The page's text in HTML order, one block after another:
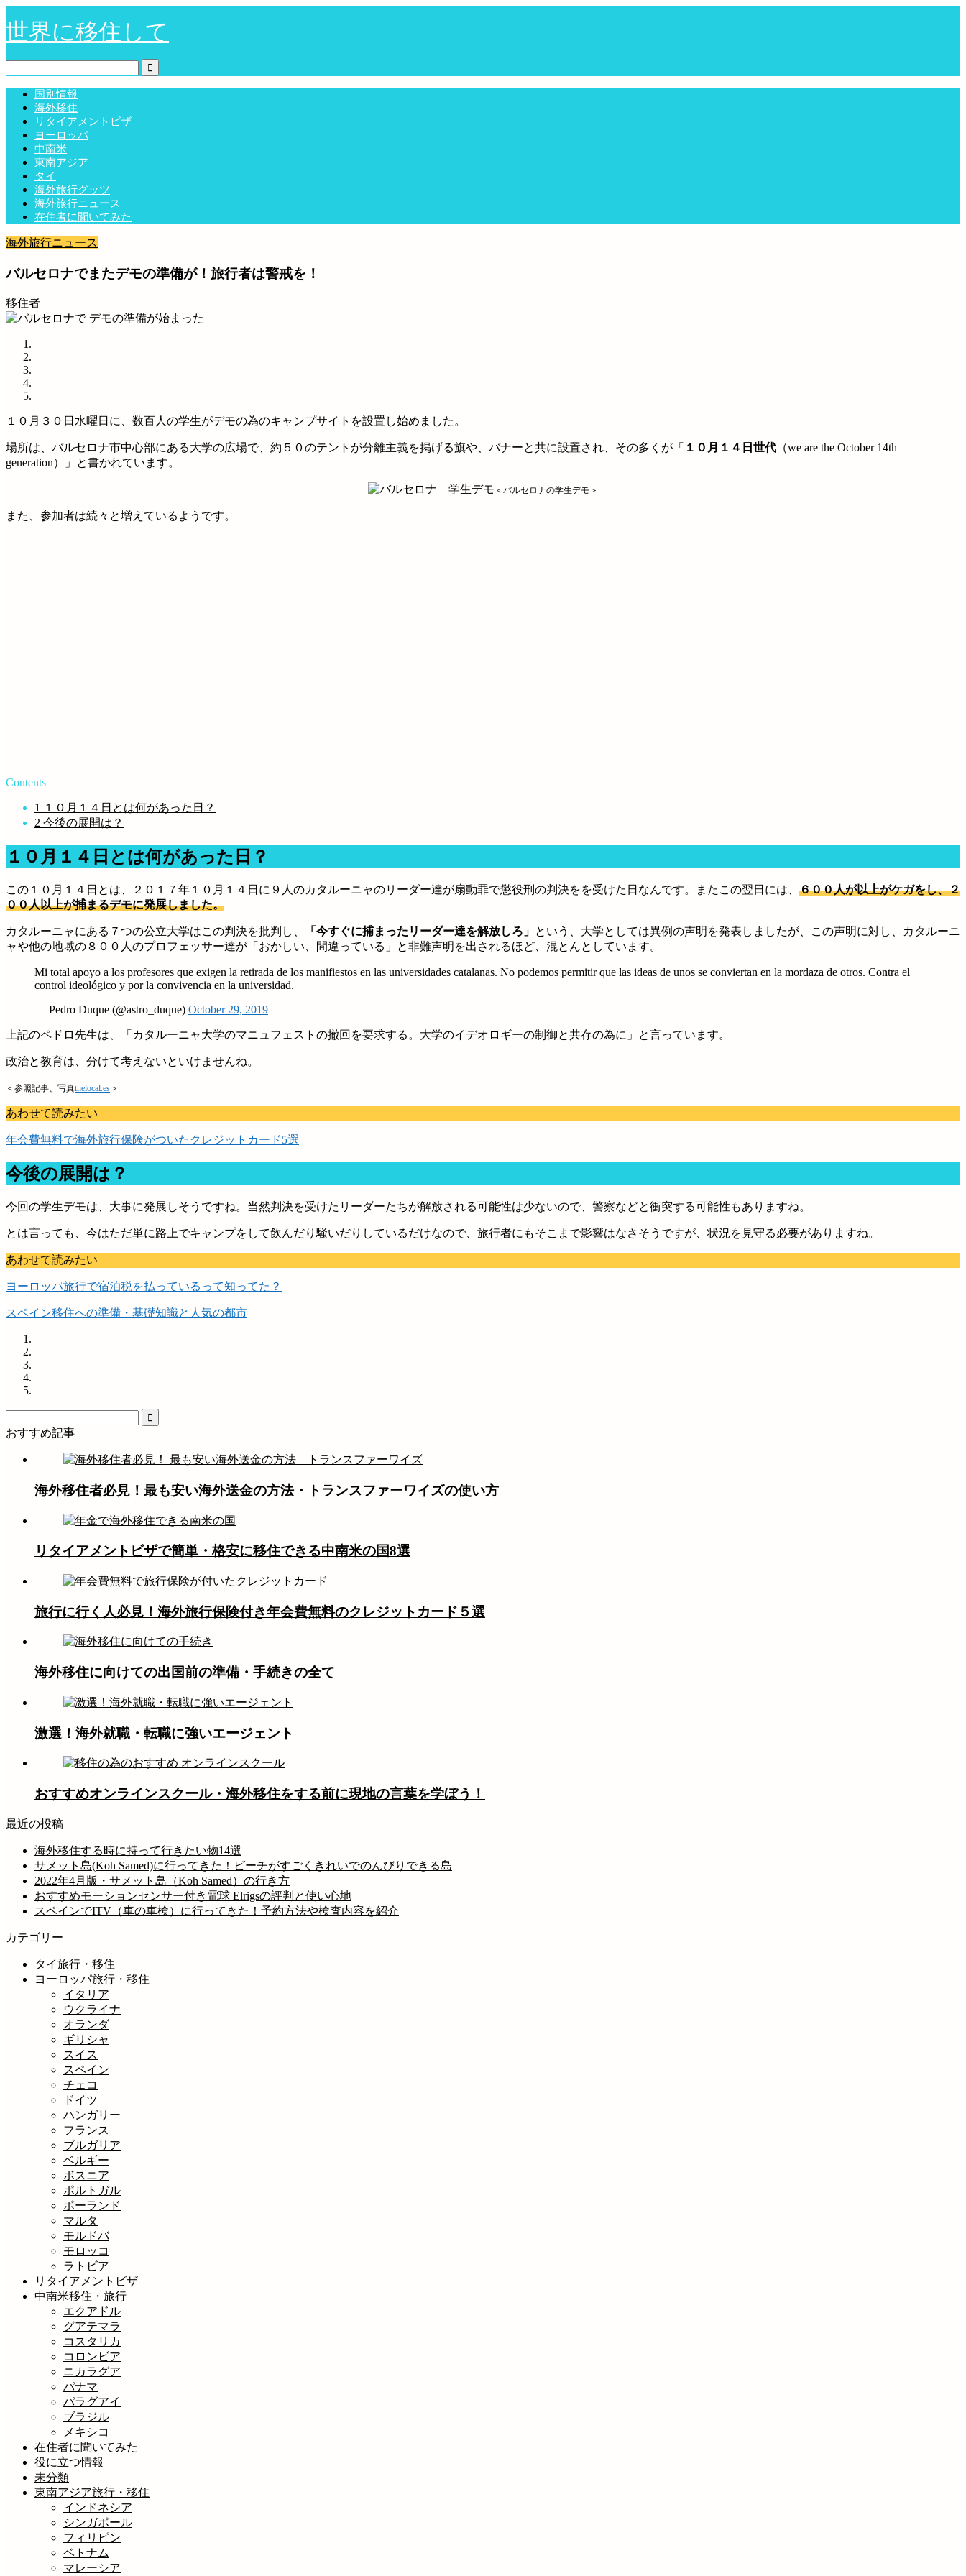
世界に移住して
国別情報
海外移住
リタイアメントビザ
ヨーロッパ
中南米
東南アジア
タイ
海外旅行グッツ
海外旅行ニュース
在住者に聞いてみた
海外旅行ニュース
バルセロナでまたデモの準備が！旅行者は警戒を！
移住者
１０月３０日水曜日に、数百人の学生がデモの為のキャンプサイトを設置し始めました。
場所は、バルセロナ市中心部にある大学の広場で、約５０のテントが分離主義を掲げる旗や、バナーと共に設置され、その多くが「 １０月１４日世代 （we are the October 14th
generation）」と書かれています。
＜バルセロナの学生デモ＞
また、参加者は続々と増えているようです。
Contents
1 １０月１４日とは何があった日？
2 今後の展開は？
１０月１４日とは何があった日？
この１０月１４日とは、２０１７年１０月１４日に９人のカタルーニャのリーダー達が扇動罪で懲役刑の判決をを受けた日なんです。またこの翌日には、 ６００人が以上がケガをし、２
００人以上が捕まるデモに発展しました。
カタルーニャにある７つの公立大学はこの判決を批判し、 「今すぐに捕まったリーダー達を解放しろ」 という、大学としては異例の声明を発表しましたが、この声明に対し、カタルーニ
ャや他の地域の８００人のプロフェッサー達が「おかしい、間違っている」と非難声明を出されるほど、混とんとしています。
Mi total apoyo a los profesores que exigen la retirada de los manifiestos en las universidades catalanas. No podemos permitir que las ideas de unos se conviertan en la mordaza de otros. Contra el
control ideológico y por la convivencia en la universidad.
— Pedro Duque (@astro_duque) October 29, 2019
上記のペドロ先生は、「カタルーニャ大学のマニュフェストの撤回を要求する。大学のイデオロギーの制御と共存の為に」と言っています。
政治と教育は、分けて考えないといけませんね。
＜参照記事、写真thelocal.es ＞
あわせて読みたい
年会費無料で海外旅行保険がついたクレジットカード5選
今後の展開は？
今回の学生デモは、大事に発展しそうですね。当然判決を受けたリーダーたちが解放される可能性は少ないので、警察などと衝突する可能性もありますね。
とは言っても、今はただ単に路上でキャンプをして飲んだり騒いだりしているだけなので、旅行者にもそこまで影響はなさそうですが、状況を見守る必要がありますね。
あわせて読みたい
ヨーロッパ旅行で宿泊税を払っているって知ってた？
スペイン移住への準備・基礎知識と人気の都市
おすすめ記事
海外移住者必見！最も安い海外送金の方法・トランスファーワイズの使い方
リタイアメントビザで簡単・格安に移住できる中南米の国8選
旅行に行く人必見！海外旅行保険付き年会費無料のクレジットカード５選
海外移住に向けての出国前の準備・手続きの全て
激選！海外就職・転職に強いエージェント
おすすめオンラインスクール・海外移住をする前に現地の言葉を学ぼう！
最近の投稿
海外移住する時に持って行きたい物14選
サメット島(Koh Samed)に行ってきた！ビーチがすごくきれいでのんびりできる島
2022年4月版・サメット島（Koh Samed）の行き方
おすすめモーションセンサー付き電球 Elrigsの評判と使い心地
スペインでITV（車の車検）に行ってきた！予約方法や検査内容を紹介
カテゴリー
タイ旅行・移住
ヨーロッパ旅行・移住
イタリア
ウクライナ
オランダ
ギリシャ
スイス
スペイン
チェコ
ドイツ
ハンガリー
フランス
ブルガリア
ベルギー
ボスニア
ポルトガル
ポーランド
マルタ
モルドバ
モロッコ
ラトビア
リタイアメントビザ
中南米移住・旅行
エクアドル
グアテマラ
コスタリカ
コロンビア
ニカラグア
パナマ
パラグアイ
ブラジル
メキシコ
在住者に聞いてみた
役に立つ情報
未分類
東南アジア旅行・移住
インドネシア
シンガポール
フィリピン
ベトナム
マレーシア